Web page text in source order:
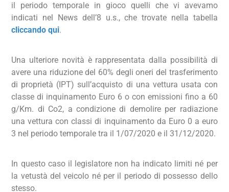
il periodo temporale in gioco quelli che vi avevamo
indicati nel News dell’8 u.s., che trovate nella tabella
cliccando qui.
Una ulteriore novità è rappresentata dalla possibilità di
avere una riduzione del 60% degli oneri del trasferimento
di proprietà (IPT) sull’acquisto di una vettura usata con
classe di inquinamento Euro 6 o con emissioni fino a 60
g/Km. di Co2, a condizione di demolire per radiazione
una vettura con classi di inquinamento da Euro 0 a euro
3 nel periodo temporale tra il 1/07/2020 e il 31/12/2020.
In questo caso il legislatore non ha indicato limiti né per
la vetustà del veicolo né per il periodo di possesso dello
stesso.